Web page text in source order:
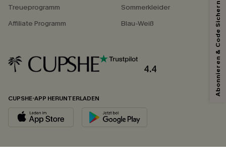
Treueprogramm
Affiliate Programm
Sommerkleider
Blau-Weiß
4.4
CUPSHE-APP HERUNTERLADEN
Abonnieren & Code Sichern